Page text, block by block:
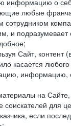
информацию о
любые
и подразумевает
Сайт,
касается
информацию,
на
для
если